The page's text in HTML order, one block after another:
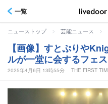
一覧
ニューストップ > 芸能ニュース >
【画像】すとぷりや
ルが一堂に会するフェス
2025年4月6日 13時55分 THE FIRST